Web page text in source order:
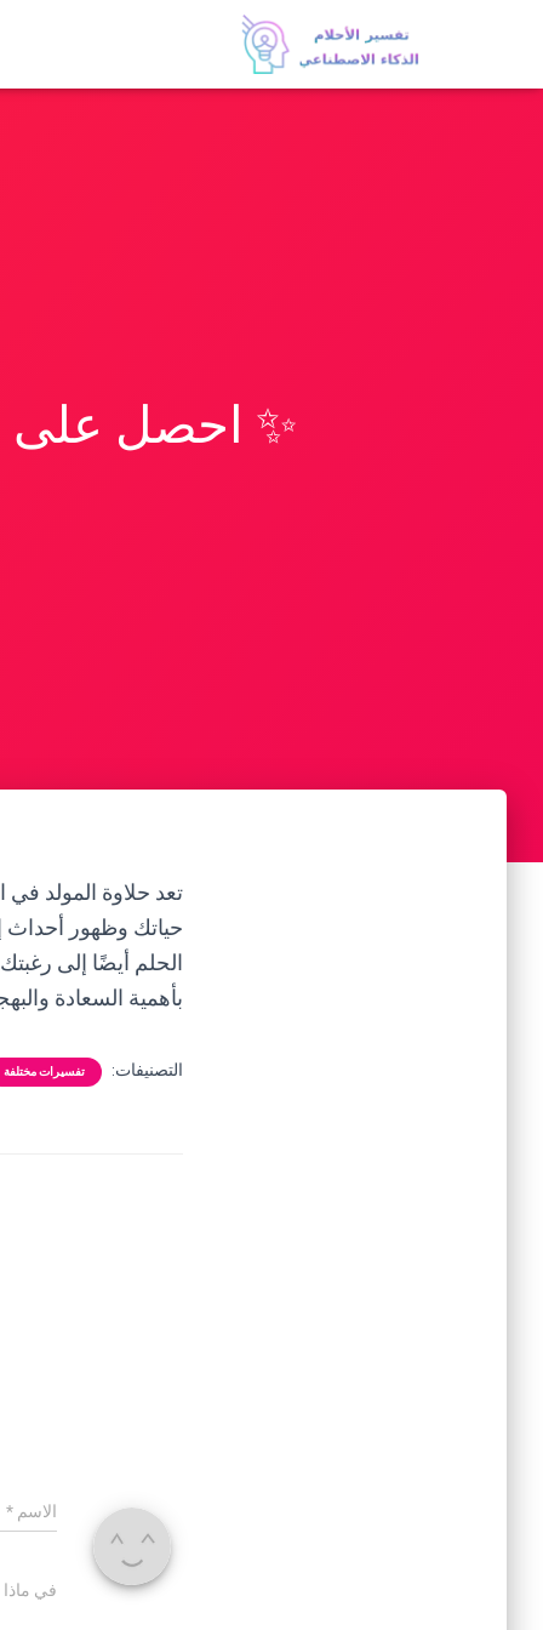
✨ احصل على
تعد حلاوة المولد
حياتك وظهور أحداث
الحلم أيضًا إلى
بأهمية السعادة
التصنيفات: تفسيرات مختلفة
الاسم *
في